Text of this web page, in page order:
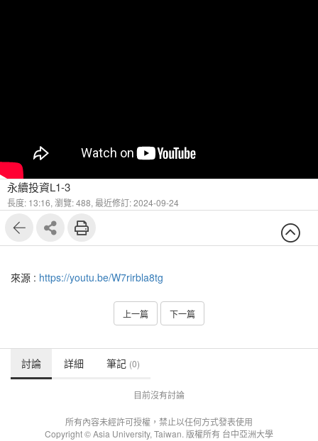
永續投資L1-3
長度: 13:16, 瀏覽: 488, 最近修訂: 2024-09-24
來源 : https://youtu.be/W7rirbla8tg
上一篇 下一篇
討論 詳細 筆記 (0)
目前沒有討論
所有內容未經許可授權，禁止以任何方式發表使用
Copyright © Asia University, Taiwan. 版權所有 台中亞洲大學